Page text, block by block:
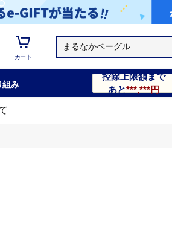
カート
組み
控除上限額まで
あと***,***円